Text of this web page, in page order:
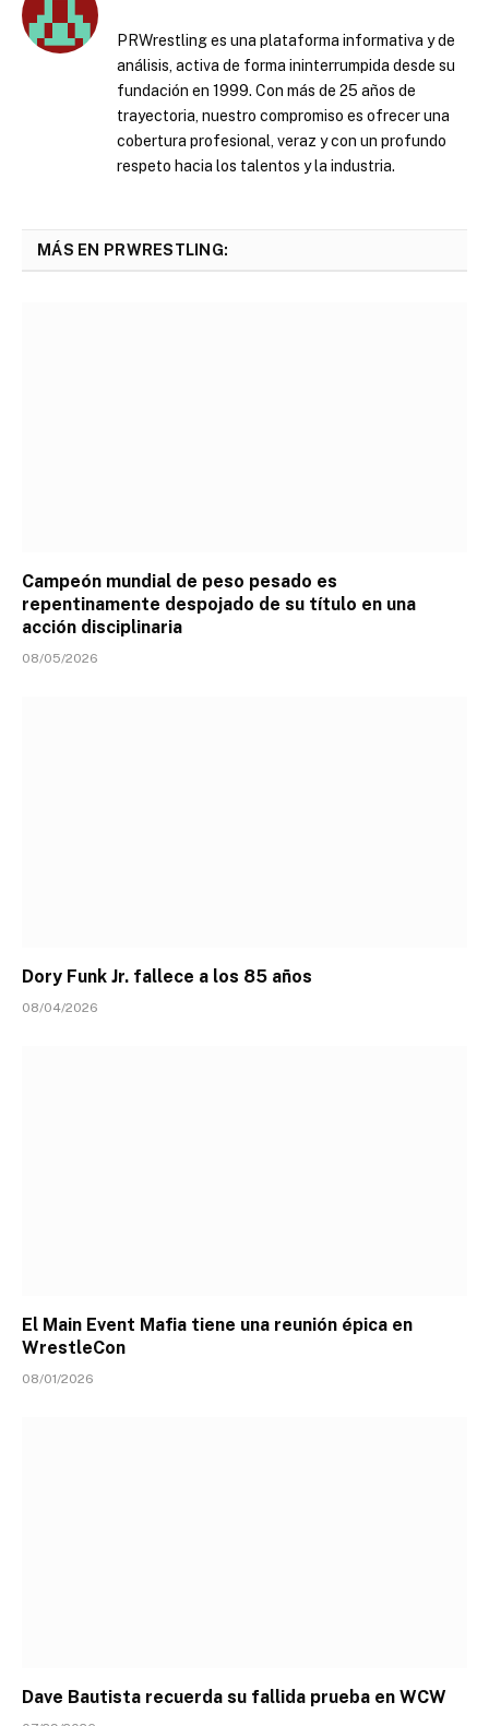
PRWrestling es una plataforma informativa y de
análisis, activa de forma ininterrumpida desde su
fundación en 1999. Con más de 25 años de
trayectoria, nuestro compromiso es ofrecer una
cobertura profesional, veraz y con un profundo
respeto hacia los talentos y la industria.
MÁS EN PRWRESTLING:
Campeón mundial de peso pesado es
repentinamente despojado de su título en una
acción disciplinaria
08/05/2026
Dory Funk Jr. fallece a los 85 años
08/04/2026
El Main Event Mafia tiene una reunión épica en
WrestleCon
08/01/2026
Dave Bautista recuerda su fallida prueba en WCW